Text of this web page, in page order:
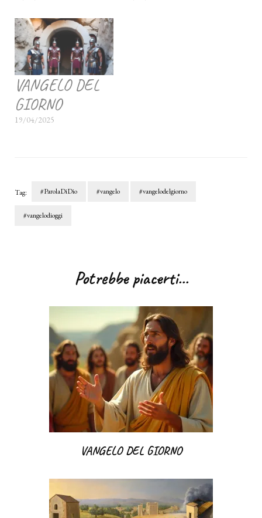
VANGELO DEL
GIORNO
19/04/2025
Tag: #ParolaDiDio #vangelo #vangelodelgiorno
#vangelodioggi
articoliPotrebbe piacerti...
VANGELO DEL GIORNO